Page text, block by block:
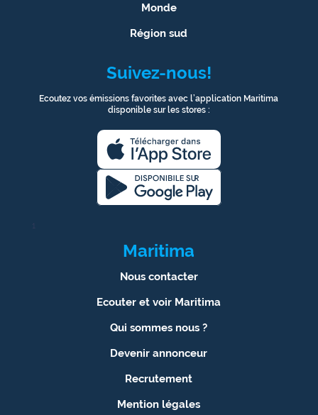
Monde
Région sud
Suivez-nous!
Ecoutez vos émissions favorites avec l’application Maritima
disponible sur les stores :
1
Maritima
Nous contacter
Ecouter et voir Maritima
Qui sommes nous ?
Devenir annonceur
Recrutement
Mention légales